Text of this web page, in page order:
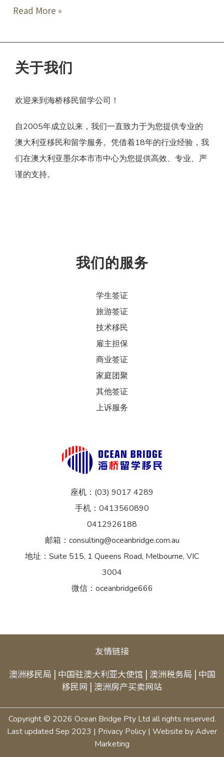
Read More »
关于我们
欢迎来到海桥移民留学公司！
自2005年成立以来，我们一直致力于为您提供专业的
澳大利亚移民和留学服务。凭借着18年的行业经验，我
们在澳大利亚墨尔本市市中心为您提供高效、专业、严
谨的支持。
我们的服务
学生签证
旅游签证
技术移民
雇主担保
商业签证
家庭团聚
其他签证
上诉服务
座机：(03) 9017 4289
手机：0413560890
0412926188
邮箱：consulting@oceanbridge.com.au
地址：Suite 515, 1 Queens Road, Melbourne, VIC
3004
微信：oceanbridge666
友情链接
澳洲移民局 | 中国驻澳大利亚大使馆 | 澳洲税务局 | 中国
移民网 | 澳洲房产买卖网站
Copyright © 2026 Ocean Bridge Pty Ltd all rights reserved.
Last updated Sep 2023 | Privacy Policy | Website byAdver
Marketing